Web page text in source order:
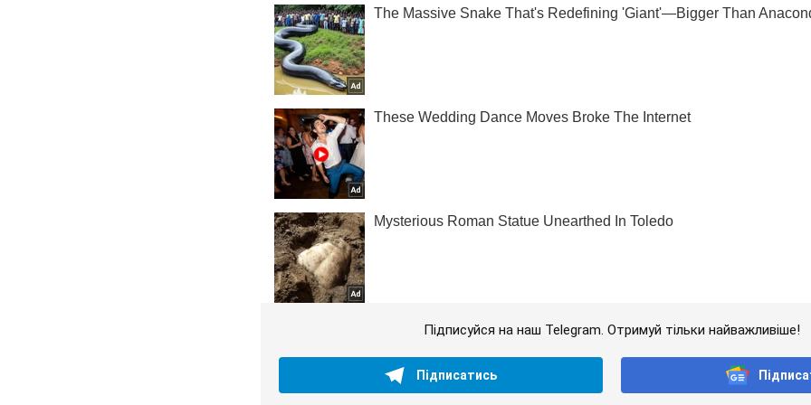
Підписуйся на наш Telegram. Отримуй тільки найважливіше!
Підписатись